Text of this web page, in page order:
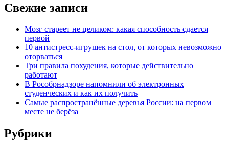
Свежие записи
Мозг стареет не целиком: какая способность сдается
первой
10 антистресс-игрушек на стол, от которых невозможно
оторваться
Три правила похудения, которые действительно
работают
В Рособрнадзоре напомнили об электронных
студенческих и как их получить
Самые распространённые деревья России: на первом
месте не берёза
Рубрики